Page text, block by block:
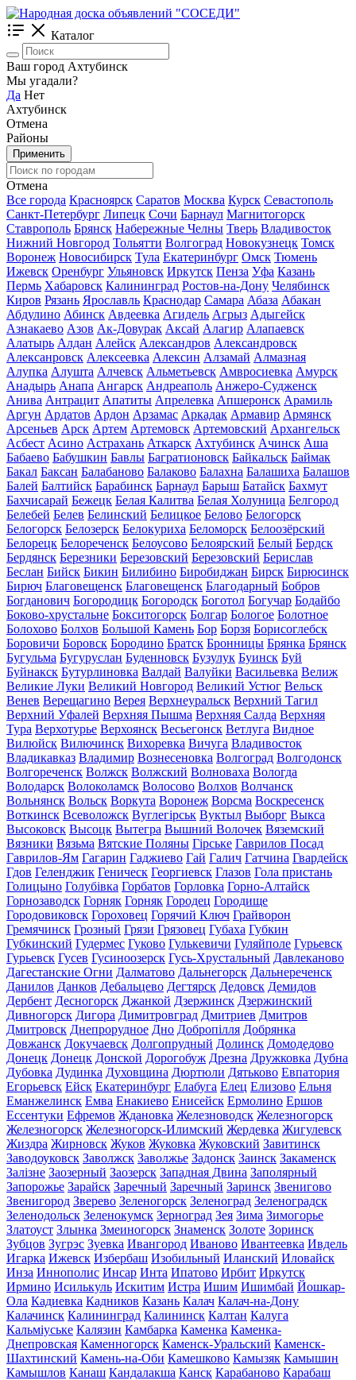
Каталог
Ваш город Ахтубинск
Мы угадали?
Да Нет
Ахтубинск
Отмена
Районы
Применить
Отмена
Все города Красноярск Саратов Москва Курск Севастополь
Санкт-Петербург Липецк Сочи Барнаул Магнитогорск
Ставрополь Брянск Набережные Челны Тверь Владивосток
Нижний Новгород Тольятти Волгоград Новокузнецк Томск
Воронеж Новосибирск Тула Екатеринбург Омск Тюмень
Ижевск Оренбург Ульяновск Иркутск Пенза Уфа Казань
Пермь Хабаровск Калининград Ростов-на-Дону Челябинск
Киров Рязань Ярославль Краснодар Самара Абаза Абакан
Абдулино Абинск Авдеевка Агидель Агрыз Адыгейск
Азнакаево Азов Ак-Довурак Аксай Алагир Алапаевск
Алатырь Алдан Алейск Александров Александровск
Алексанровск Алексеевка Алексин Алзамай Алмазная
Алупка Алушта Алчевск Альметьевск Амвросиевка Амурск
Анадырь Анапа Ангарск Андреаполь Анжеро-Судженск
Анива Антрацит Апатиты Апрелевка Апшеронск Арамиль
Аргун Ардатов Ардон Арзамас Аркадак Армавир Армянск
Арсеньев Арск Артем Артемовск Артемовский Архангельск
Асбест Асино Астрахань Аткарск Ахтубинск Ачинск Аша
Бабаево Бабушкин Бавлы Багратионовск Байкальск Баймак
Бакал Баксан Балабаново Балаково Балахна Балашиха Балашов
Балей Балтийск Барабинск Барнаул Барыш Батайск Бахмут
Бахчисарай Бежецк Белая Калитва Белая Холуница Белгород
Белебей Белев Белинский Белицкое Белово Белогорск
Белогорск Белозерск Белокуриха Беломорск Белоозёрский
Белорецк Белореченск Белоусово Белоярский Белый Бердск
Бердянск Березники Березовский Березовский Берислав
Беслан Бийск Бикин Билибино Биробиджан Бирск Бирюсинск
Бирюч Благовещенск Благовещенск Благодарный Бобров
Богданович Богородицк Богородск Боготол Богучар Бодайбо
Боково-хрустальне Бокситогорск Болгар Бологое Болотное
Болохово Болхов Большой Камень Бор Борзя Борисоглебск
Боровичи Боровск Бородино Братск Бронницы Брянка Брянск
Бугульма Бугуруслан Буденновск Бузулук Буинск Буй
Буйнакск Бутурлиновка Валдай Валуйки Васильевка Велиж
Великие Луки Великий Новгород Великий Устюг Вельск
Венев Верещагино Верея Верхнеуральск Верхний Тагил
Верхний Уфалей Верхняя Пышма Верхняя Салда Верхняя
Тура Верхотурье Верхоянск Весьегонск Ветлуга Видное
Вилюйск Вилючинск Вихоревка Вичуга Владивосток
Владикавказ Владимир Вознесеновка Волгоград Волгодонск
Волгореченск Волжск Волжский Волноваха Вологда
Володарск Волоколамск Волосово Волхов Волчанск
Вольнянск Вольск Воркута Воронеж Ворсма Воскресенск
Воткинск Всеволожск Вуглегірськ Вуктыл Выборг Выкса
Высоковск Высоцк Вытегра Вышний Волочек Вяземский
Вязники Вязьма Вятские Поляны Гірське Гаврилов Посад
Гаврилов-Ям Гагарин Гаджиево Гай Галич Гатчина Гвардейск
Гдов Геленджик Геническ Георгиевск Глазов Гола пристань
Голицыно Голубівка Горбатов Горловка Горно-Алтайск
Горнозаводск Горняк Горняк Городец Городище
Городовиковск Гороховец Горячий Ключ Грайворон
Гремячинск Грозный Грязи Грязовец Губаха Губкин
Губкинский Гудермес Гуково Гулькевичи Гуляйполе Гурьевск
Гурьевск Гусев Гусиноозерск Гусь-Хрустальный Давлеканово
Дагестанские Огни Далматово Дальнегорск Дальнереченск
Данилов Данков Дебальцево Дегтярск Дедовск Демидов
Дербент Десногорск Джанкой Дзержинск Дзержинский
Дивногорск Дигора Димитровград Дмитриев Дмитров
Дмитровск Днепрорудное Дно Добропілля Добрянка
Довжанск Докучаевск Долгопрудный Долинск Домодедово
Донецк Донецк Донской Дорогобуж Дрезна Дружковка Дубна
Дубовка Дудинка Духовщина Дюртюли Дятьково Евпатория
Егорьевск Ейск Екатеринбург Елабуга Елец Елизово Ельня
Еманжелинск Емва Енакиево Енисейск Ермолино Ершов
Ессентуки Ефремов Ждановка Железноводск Железногорск
Железногорск Железногорск-Илимский Жердевка Жигулевск
Жиздра Жирновск Жуков Жуковка Жуковский Завитинск
Заводоуковск Заволжск Заволжье Задонск Заинск Закаменск
Залізне Заозерный Заозерск Западная Двина Заполярный
Запорожье Зарайск Заречный Заречный Заринск Звенигово
Звенигород Зверево Зеленогорск Зеленоград Зеленоградск
Зеленодольск Зеленокумск Зерноград Зея Зима Зимогорье
Златоуст Злынка Змеиногорск Знаменск Золоте Зоринск
Зубцов Зугрэс Зуевка Ивангород Иваново Ивантеевка Ивдель
Игарка Ижевск Избербаш Изобильный Иланский Иловайск
Инза Иннополис Инсар Инта Ипатово Ирбит Иркутск
Ирмино Исилькуль Искитим Истра Ишим Ишимбай Йошкар-
Ола Кадиевка Кадников Казань Калач Калач-на-Дону
Калачинск Калининград Калининск Калтан Калуга
Кальміуське Калязин Камбарка Каменка Каменка-
Днепровская Каменногорск Каменск-Уральский Каменск-
Шахтинский Камень-на-Оби Камешково Камызяк Камышин
Камышлов Канаш Кандалакша Канск Карабаново Карабаш